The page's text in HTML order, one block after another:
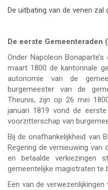
De uitbating van de venen zal
De eerste Gemeenteraden
Onder Napoleon
maart 1800 de kantonnale
autonomie van de
burgemeester van de
Theunis, zijn op 26 mei
januari 1819 vond de
voorzitterschap van
Bij de onafhankelijkheid van
Regering de vernieuwing van
en betaalde verkiezingen
gemeentelijke magistraten te
Een van de